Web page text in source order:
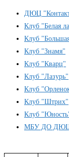
ДЮЦ
Клуб "Белая
Клуб
Клуб "Знамя"
Клуб "Кварц"
Клуб "Лазурь"
Клуб
Клуб "Штрих"
Клуб
МБУ ДО ДЮЦ